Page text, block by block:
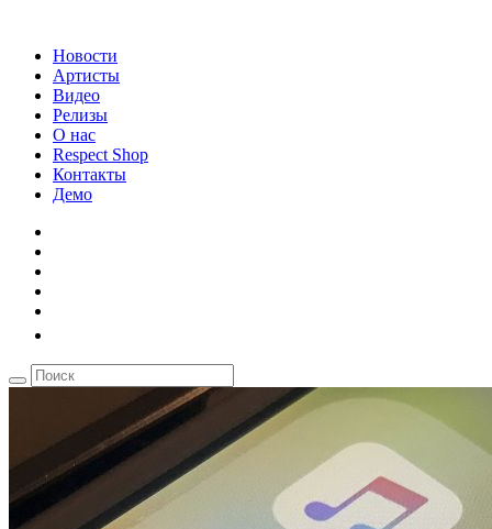
Новости
Артисты
Видео
Релизы
О нас
Respect Shop
Контакты
Демо